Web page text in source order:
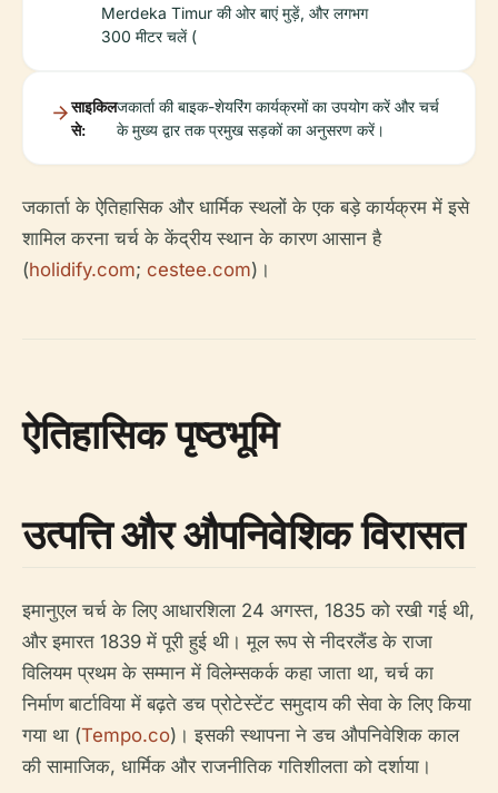
Merdeka Timur की ओर बाएं मुड़ें, और लगभग
300 मीटर चलें (
साइकिल
से:
जकार्ता की बाइक-शेयरिंग कार्यक्रमों का उपयोग करें और चर्च
के मुख्य द्वार तक प्रमुख सड़कों का अनुसरण करें।
जकार्ता के ऐतिहासिक और धार्मिक स्थलों के एक बड़े कार्यक्रम में इसे
शामिल करना चर्च के केंद्रीय स्थान के कारण आसान है
(holidify.com; cestee.com)।
ऐतिहासिक पृष्ठभूमि
उत्पत्ति और औपनिवेशिक विरासत
इमानुएल चर्च के लिए आधारशिला 24 अगस्त, 1835 को रखी गई थी,
और इमारत 1839 में पूरी हुई थी। मूल रूप से नीदरलैंड के राजा
विलियम प्रथम के सम्मान में विलेम्सकर्क कहा जाता था, चर्च का
निर्माण बार्टाविया में बढ़ते डच प्रोटेस्टेंट समुदाय की सेवा के लिए किया
गया था (Tempo.co)। इसकी स्थापना ने डच औपनिवेशिक काल
की सामाजिक, धार्मिक और राजनीतिक गतिशीलता को दर्शाया।